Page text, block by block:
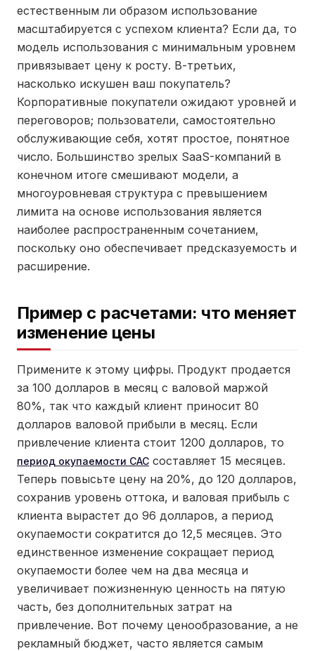
естественным ли образом использование
масштабируется с успехом клиента? Если да, то
модель использования с минимальным уровнем
привязывает цену к росту. В-третьих,
насколько искушен ваш покупатель?
Корпоративные покупатели ожидают уровней и
переговоров; пользователи, самостоятельно
обслуживающие себя, хотят простое, понятное
число. Большинство зрелых SaaS-компаний в
конечном итоге смешивают модели, а
многоуровневая структура с превышением
лимита на основе использования является
наиболее распространенным сочетанием,
поскольку оно обеспечивает предсказуемость и
расширение.
Пример с расчетами: что меняет
изменение цены
Примените к этому цифры. Продукт продается
за 100 долларов в месяц с валовой маржой
80%, так что каждый клиент приносит 80
долларов валовой прибыли в месяц. Если
привлечение клиента стоит 1200 долларов, то
период окупаемости CAC составляет 15 месяцев.
Теперь повысьте цену на 20%, до 120 долларов,
сохранив уровень оттока, и валовая прибыль с
клиента вырастет до 96 долларов, а период
окупаемости сократится до 12,5 месяцев. Это
единственное изменение сокращает период
окупаемости более чем на два месяца и
увеличивает пожизненную ценность на пятую
часть, без дополнительных затрат на
привлечение. Вот почему ценообразование, а не
рекламный бюджет, часто является самым